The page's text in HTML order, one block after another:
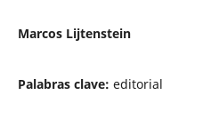
Marcos Lijtenstein
Palabras clave: editorial